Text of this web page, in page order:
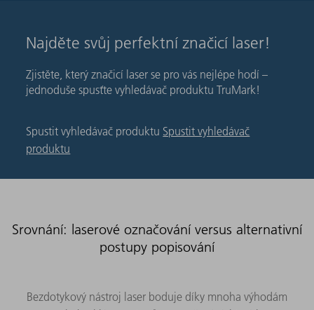
Najděte svůj perfektní značicí laser!
Zjistěte, který značicí laser se pro vás nejlépe hodí –
jednoduše spusťte vyhledávač produktu TruMark!
Spustit vyhledávač produktu Spustit vyhledávač
produktu
Srovnání: laserové označování versus alternativní
postupy popisování
Bezdotykový nástroj laser boduje díky mnoha výhodám